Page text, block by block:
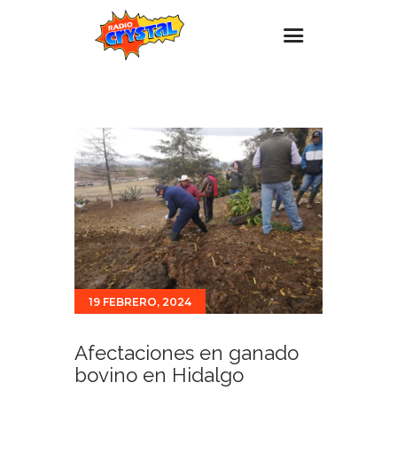
Estaciones
Eventos
Promociones
Noticias
Para ti
Contacto
19 FEBRERO, 2024
Afectaciones en ganado
bovino en Hidalgo